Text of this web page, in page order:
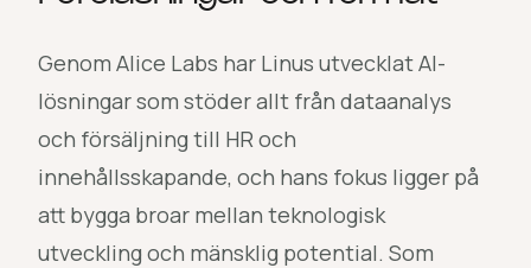
Genom Alice Labs har Linus utvecklat AI-
lösningar som stöder allt från dataanalys
och försäljning till HR och
innehållsskapande, och hans fokus ligger på
att bygga broar mellan teknologisk
utveckling och mänsklig potential. Som